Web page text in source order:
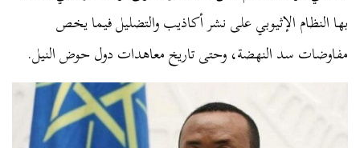
بها النظام الإثيوبي على نشر أكاذيب والتضليل فيما يخص
مفاوضات سد النهضة، وحتى تاريخ معاهدات دول حوض النيل.